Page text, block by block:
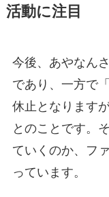
活動に注目
今後、あやなん
であり、一方で
休止となります
とのことです。
ていくのか、フ
っています。